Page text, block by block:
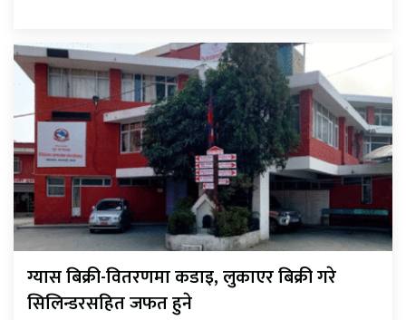
ग्यास बिक्री-वितरणमा कडाइ, लुकाएर बिक्री गरे
सिलिन्डरसहित जफत हुने